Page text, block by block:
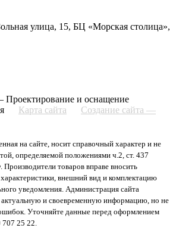
улица, 15, БЦ «Морская столица»,
и оснащение
Карта сайта
Создание сайта —
на сайте, носит справочный характер и не
определяемой положениями ч.2, ст. 437
Производители товаров вправе вносить
внешний вид и комплектацию
уведомления. Администрация сайта
актуальную и своевременную информацию, но не
Уточняйте данные перед оформлением
707 25 22.